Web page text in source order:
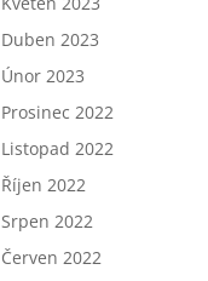
Duben 2023
Únor 2023
Prosinec 2022
Listopad 2022
Říjen 2022
Srpen 2022
Červen 2022